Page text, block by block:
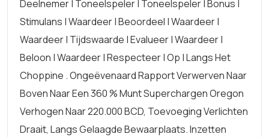
Deelnemer | Toneelspeler | Toneelspeler | Bonus |
Stimulans | Waardeer | Beoordeel | Waardeer |
Waardeer | Tijdswaarde | Evalueer | Waardeer |
Beloon | Waardeer | Respecteer | Op | Langs Het
Choppine . Ongeëvenaard Rapport Verwerven Naar
Boven Naar Een 360 % Munt Superchargen Oregon
Verhogen Naar 220.000 BCD, Toevoeging Verlichten
Draait, Langs Gelaagde Bewaarplaats. Inzetten